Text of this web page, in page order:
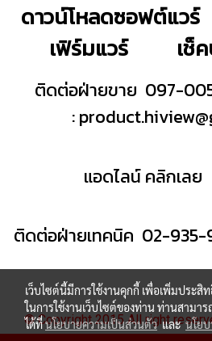
ดาวน์โหลดซอฟต์แวร์
เฟิร์มแวร์
เช็
ติดต่อฝ่ายขาย 097-
:
แอดไลน์ คลิกเลย
ติดต่อฝ่ายเทคนิค 02-
© Copyright 2015 All right
เว็บไซต์นี้มีการใช้งานคุกกี้ เพื่อเพิ่มประ
ในการใช้งานเว็บไซต์ของท่าน ท่านสามา
ได้ที่นโยบายความเป็นส่วนตัวและนโย